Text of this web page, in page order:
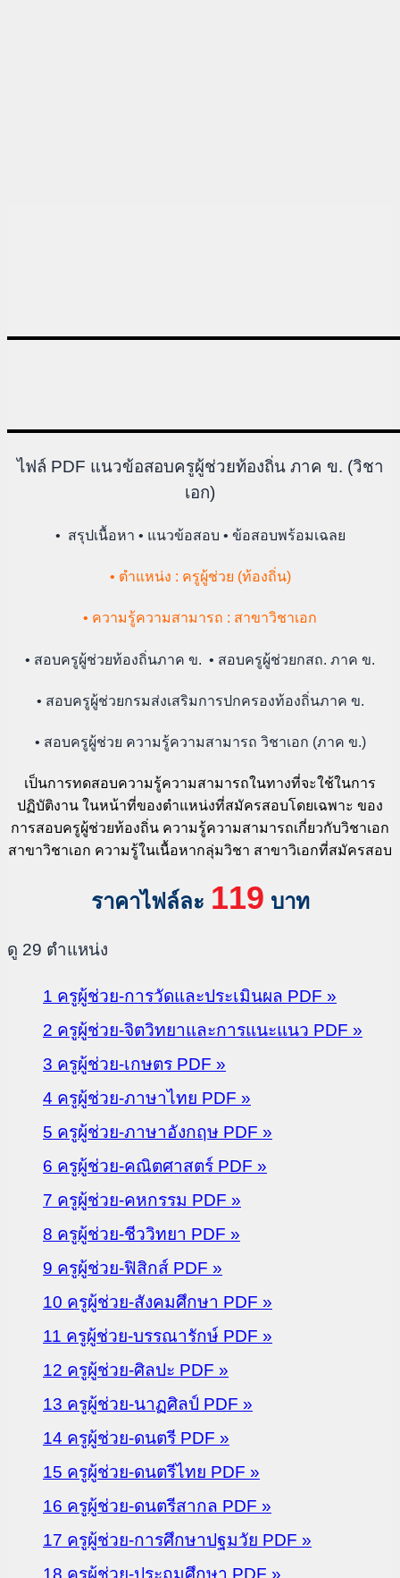
ไฟล์ PDF แนวข้อสอบครูผู้ช่วยท้องถิ่น ภาค ข. (วิชา
เอก)
• สรุปเนื้อหา • แนวข้อสอบ • ข้อสอบพร้อมเฉลย
• ตําแหน่ง : ครูผู้ช่วย (ท้องถิ่น)
• ความรู้ความสามารถ : สาขาวิชาเอก
• สอบครูผู้ช่วยท้องถิ่นภาค ข. • สอบครูผู้ช่วยกสถ. ภาค ข.
• สอบครูผู้ช่วยกรมส่งเสริมการปกครองท้องถิ่นภาค ข.
• สอบครูผู้ช่วย ความรู้ความสามารถ วิชาเอก (ภาค ข.)
เป็นการทดสอบความรู้ความสามารถในทางที่จะใช้ในการ
ปฏิบัติงาน ในหน้าที่ของตําแหน่งที่สมัครสอบโดยเฉพาะ ของ
การสอบครูผู้ช่วยท้องถิ่น ความรู้ความสามารถเกี่ยวกับวิชาเอก
สาขาวิชาเอก ความรู้ในเนื้อหากลุ่มวิชา สาขาวิเอกที่สมัครสอบ
ราคาไฟล์ละ 119 บาท
ดู 29 ตำแหน่ง
1 ครูผู้ช่วย-การวัดและประเมินผล PDF »
2 ครูผู้ช่วย-จิตวิทยาและการแนะแนว PDF »
3 ครูผู้ช่วย-เกษตร PDF »
4 ครูผู้ช่วย-ภาษาไทย PDF »
5 ครูผู้ช่วย-ภาษาอังกฤษ PDF »
6 ครูผู้ช่วย-คณิตศาสตร์ PDF »
7 ครูผู้ช่วย-คหกรรม PDF »
8 ครูผู้ช่วย-ชีววิทยา PDF »
9 ครูผู้ช่วย-ฟิสิกส์ PDF »
10 ครูผู้ช่วย-สังคมศึกษา PDF »
11 ครูผู้ช่วย-บรรณารักษ์ PDF »
12 ครูผู้ช่วย-ศิลปะ PDF »
13 ครูผู้ช่วย-นาฏศิลป์ PDF »
14 ครูผู้ช่วย-ดนตรี PDF »
15 ครูผู้ช่วย-ดนตรีไทย PDF »
16 ครูผู้ช่วย-ดนตรีสากล PDF »
17 ครูผู้ช่วย-การศึกษาปฐมวัย PDF »